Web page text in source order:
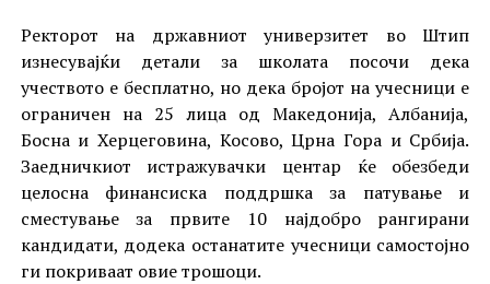
Ректорот на државниот универзитет во Штип
изнесувајќи детали за школата посочи дека
учеството е бесплатно, но дека бројот на учесници е
ограничен на 25 лица од Македонија, Албанија,
Босна и Херцеговина, Косово, Црна Гора и Србија.
Заедничкиот истражувачки центар ќе обезбеди
целосна финансиска поддршка за патување и
сместување за првите 10 најдобро рангирани
кандидати, додека останатите учесници самостојно
ги покриваат овие трошоци.